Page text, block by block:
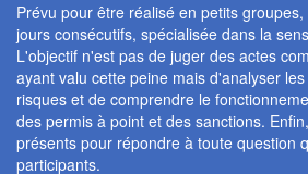
Prévu pour être réalisé en petits
jours consécutifs, spécialisée dans la
L'objectif n'est pas de juger des actes
ayant valu cette peine mais d'analyser
risques et de comprendre le
des permis à point et des sanctions.
présents pour répondre à toute question
participants.